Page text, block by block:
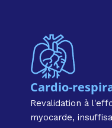
Cardio-
Revalidation à
myocarde,